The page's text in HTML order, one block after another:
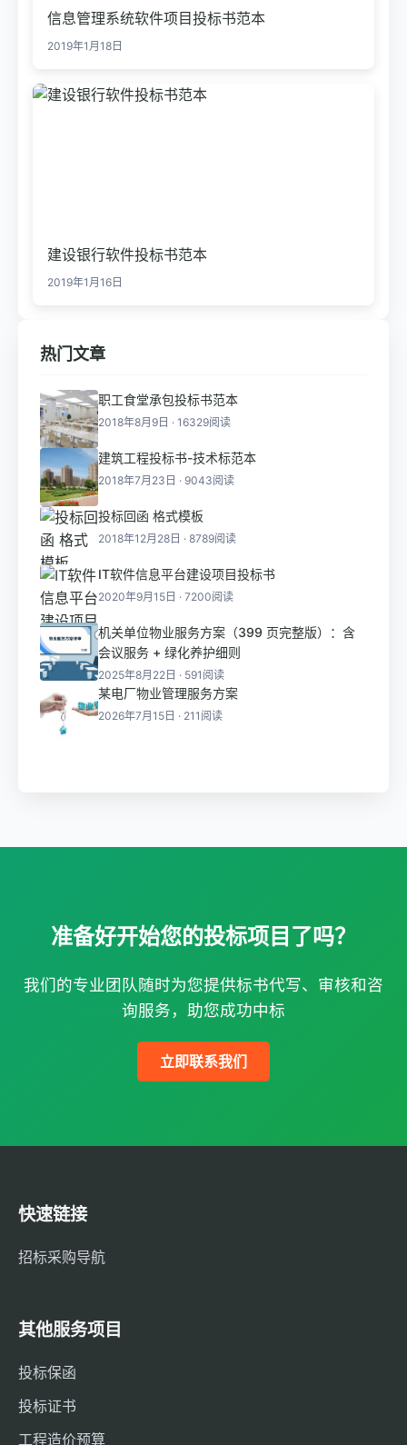
信息管理系统软件项目投标书范本
2019年1月18日
建设银行软件投标书范本
2019年1月16日
热门文章
职工食堂承包投标书范本
2018年8月9日 · 16329阅读
建筑工程投标书-技术标范本
2018年7月23日 · 9043阅读
投标回函 格式模板
2018年12月28日 · 8789阅读
IT软件信息平台建设项目投标书
2020年9月15日 · 7200阅读
机关单位物业服务方案（399 页完整版）：含
会议服务 + 绿化养护细则
2025年8月22日 · 591阅读
某电厂物业管理服务方案
2026年7月15日 · 211阅读
准备好开始您的投标项目了吗？
我们的专业团队随时为您提供标书代写、审核和咨
询服务，助您成功中标
立即联系我们
快速链接
招标采购导航
其他服务项目
投标保函
投标证书
工程造价预算